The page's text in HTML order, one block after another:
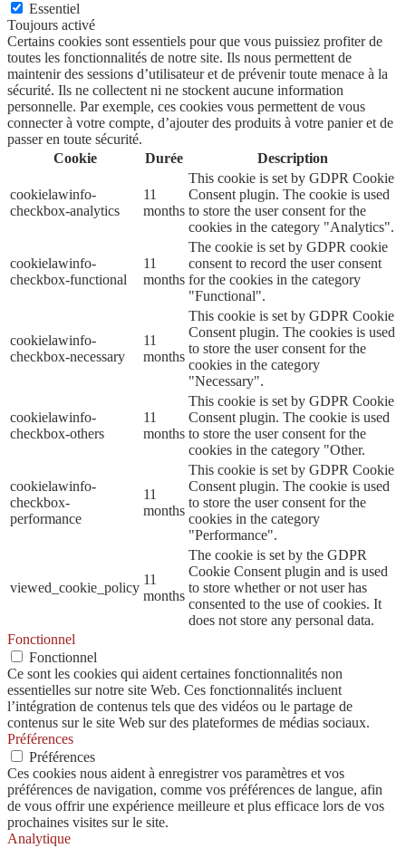
Essentiel
Toujours activé
Certains cookies sont essentiels pour que vous puissiez profiter de
toutes les fonctionnalités de notre site. Ils nous permettent de
maintenir des sessions d’utilisateur et de prévenir toute menace à la
sécurité. Ils ne collectent ni ne stockent aucune information
personnelle. Par exemple, ces cookies vous permettent de vous
connecter à votre compte, d’ajouter des produits à votre panier et de
passer en toute sécurité.
Cookie
Durée Description
cookielawinfo-
checkbox-analytics
11
months
This cookie is set by GDPR Cookie
Consent plugin. The cookie is used
to store the user consent for the
cookies in the category "Analytics".
cookielawinfo-
checkbox-functional
11
months
The cookie is set by GDPR cookie
consent to record the user consent
for the cookies in the category
"Functional".
cookielawinfo-
checkbox-necessary
11
months
This cookie is set by GDPR Cookie
Consent plugin. The cookies is used
to store the user consent for the
cookies in the category
"Necessary".
cookielawinfo-
checkbox-others
11
months
This cookie is set by GDPR Cookie
Consent plugin. The cookie is used
to store the user consent for the
cookies in the category "Other.
cookielawinfo-
checkbox-
performance
11
months
This cookie is set by GDPR Cookie
Consent plugin. The cookie is used
to store the user consent for the
cookies in the category
"Performance".
viewed_cookie_policy
11
months
The cookie is set by the GDPR
Cookie Consent plugin and is used
to store whether or not user has
consented to the use of cookies. It
does not store any personal data.
Fonctionnel
Fonctionnel
Ce sont les cookies qui aident certaines fonctionnalités non
essentielles sur notre site Web. Ces fonctionnalités incluent
l’intégration de contenus tels que des vidéos ou le partage de
contenus sur le site Web sur des plateformes de médias sociaux.
Préférences
Préférences
Ces cookies nous aident à enregistrer vos paramètres et vos
préférences de navigation, comme vos préférences de langue, afin
de vous offrir une expérience meilleure et plus efficace lors de vos
prochaines visites sur le site.
Analytique